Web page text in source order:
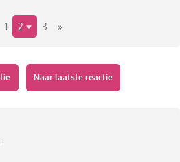
slapen, bezigheden om de
enzovoort.
1 2 3 »
Naar laatste reactie